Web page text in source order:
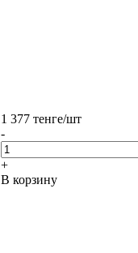
1 377 тенге/шт
-
+
В корзину